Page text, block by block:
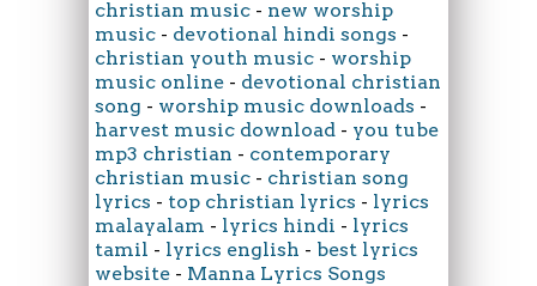
christian music - new worship
music - devotional hindi songs -
christian youth music - worship
music online - devotional christian
song - worship music downloads -
harvest music download - you tube
mp3 christian - contemporary
christian music - christian song
lyrics - top christian lyrics - lyrics
malayalam - lyrics hindi - lyrics
tamil - lyrics english - best lyrics
website - Manna Lyrics Songs